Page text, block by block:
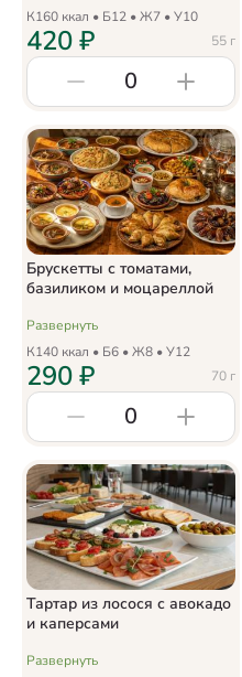
К160 ккал • Б12 • Ж7 • У10
55 г
420₽
0
Брускетты с томатами,
базиликом и моцареллой
Развернуть
К140 ккал • Б6 • Ж8 • У12
70 г
290₽
0
Тартар из лосося с авокадо
и каперсами
Развернуть